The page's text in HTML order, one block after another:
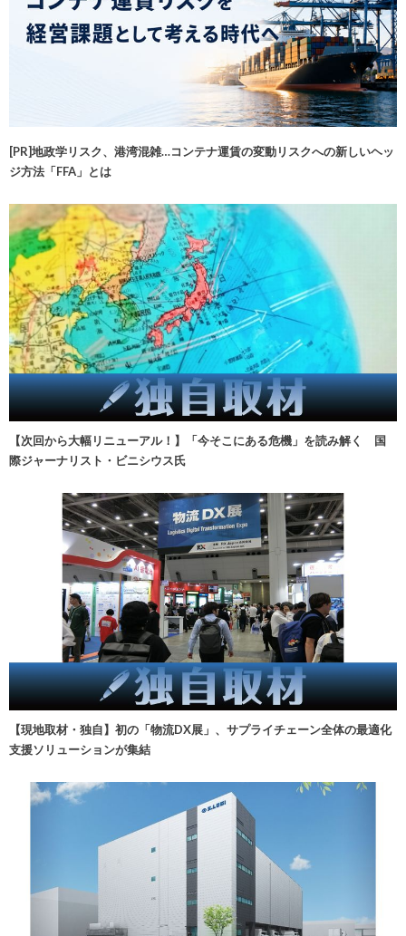
[PR]地政学リスク、港湾混雑…コンテナ運賃の変動リスクへの新しいヘッ
ジ方法「FFA」とは
【次回から大幅リニューアル！】「今そこにある危機」を読み解く 国
際ジャーナリスト・ビニシウス氏
【現地取材・独自】初の「物流DX展」、サプライチェーン全体の最適化
支援ソリューションが集結